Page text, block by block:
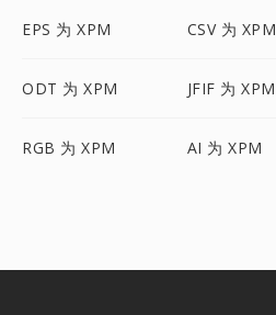
EPS 为 XPM CSV 为 XPM
ODT 为 XPM JFIF 为 XPM
RGB 为 XPM AI 为 XPM